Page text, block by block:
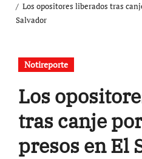
Los opositores liberados tras
Salvador
Notireporte
Los
tras canje
presos en El